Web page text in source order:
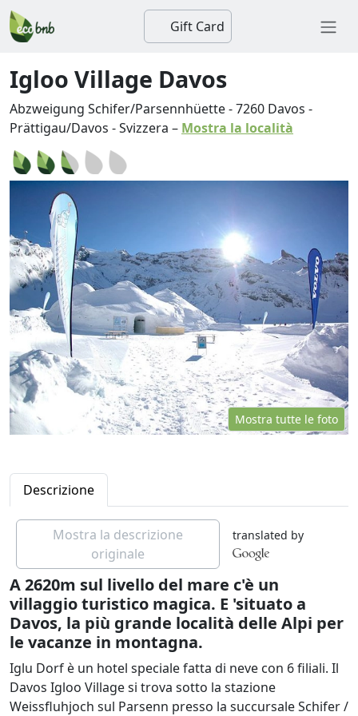
Gift Card
Igloo Village Davos
Abzweigung Schifer/Parsennhüette-7260 Davos -
Prättigau/Davos -Svizzera – Mostra la località
Mostra tutte le foto
Descrizione
Mostra la descrizione
originale
translated by
A 2620m sul livello del mare c'è un
villaggio turistico magica. E 'situato a
Davos, la più grande località delle Alpi per
le vacanze in montagna.
Iglu Dorf è un hotel speciale fatta di neve con 6 filiali. Il
Davos Igloo Village si trova sotto la stazione
Weissfluhjoch sul Parsenn presso la succursale Schifer /